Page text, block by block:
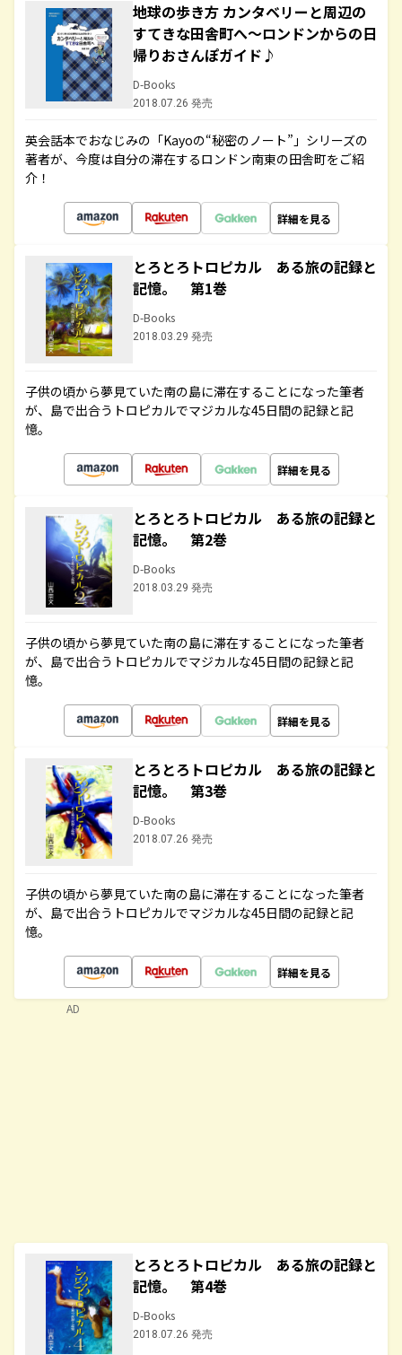
地球の歩き方 カンタベリーと周辺の
すてきな田舎町へ～ロンドンからの日
帰りおさんぽガイド♪
D-Books
2018.07.26 発売
英会話本でおなじみの「Kayoの“秘密のノート”」シリーズの
著者が、今度は自分の滞在するロンドン南東の田舎町をご紹
介！
詳細を見る
とろとろトロピカル ある旅の記録と
記憶。 第1巻
D-Books
2018.03.29 発売
子供の頃から夢見ていた南の島に滞在することになった筆者
が、島で出合うトロピカルでマジカルな45日間の記録と記
憶。
詳細を見る
とろとろトロピカル ある旅の記録と
記憶。 第2巻
D-Books
2018.03.29 発売
子供の頃から夢見ていた南の島に滞在することになった筆者
が、島で出合うトロピカルでマジカルな45日間の記録と記
憶。
詳細を見る
とろとろトロピカル ある旅の記録と
記憶。 第3巻
D-Books
2018.07.26 発売
子供の頃から夢見ていた南の島に滞在することになった筆者
が、島で出合うトロピカルでマジカルな45日間の記録と記
憶。
詳細を見る
とろとろトロピカル ある旅の記録と
記憶。 第4巻
D-Books
2018.07.26 発売
AD